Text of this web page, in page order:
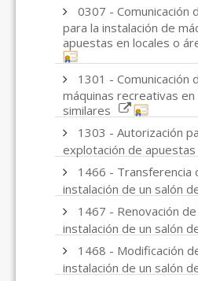
0307 - Comunicación
para la instalación de
apuestas en locales o
1301 - Comunicación
máquinas recreativas
similares
1303 - Autorización
explotación de apuestas
1466 - Transferencia
instalación de un salón
1467 - Renovación
instalación de un salón
1468 - Modificación
instalación de un salón